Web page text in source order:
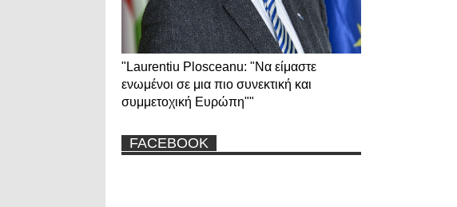
"Laurentiu Plosceanu: "Να είμαστε
ενωμένοι σε μια πιο συνεκτική και
συμμετοχική Ευρώπη""
FACEBOOK